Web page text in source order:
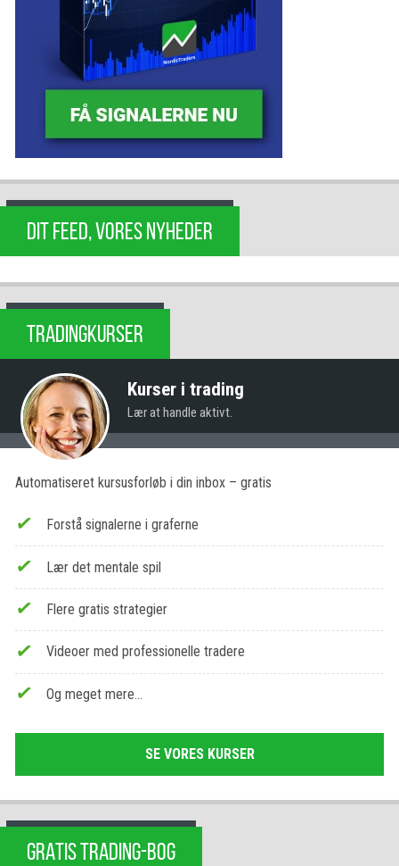
DIT FEED, VORES NYHEDER
TRADINGKURSER
Kurser i trading
Lær at handle aktivt.
Automatiseret kursusforløb i din inbox – gratis
Forstå signalerne i graferne
Lær det mentale spil
Flere gratis strategier
Videoer med professionelle tradere
Og meget mere…
SE VORES KURSER
GRATIS TRADING-BOG